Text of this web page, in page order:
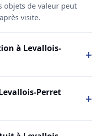
objets de valeur peut
visite.
à Levallois-
Perret